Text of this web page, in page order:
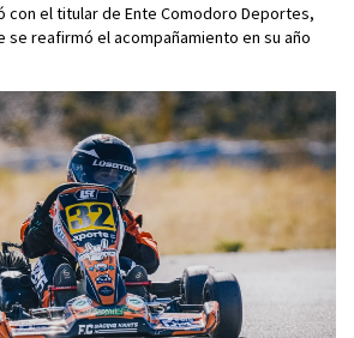
con el titular de Ente Comodoro Deportes,
se reafirmó el acompañamiento en su año